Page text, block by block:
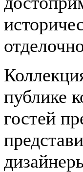
публике
гостей